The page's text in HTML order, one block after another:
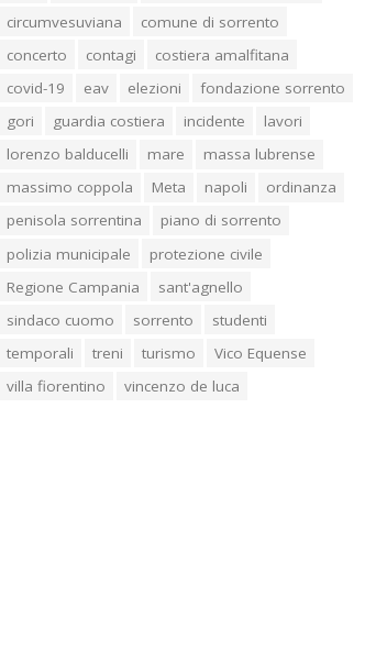
circumvesuviana
comune di sorrento
concerto
contagi
costiera amalfitana
covid-19
eav elezioni
fondazione sorrento
gori
guardia costiera incidente
lavori
lorenzo balducelli
mare
massa lubrense
massimo coppola
Meta napoli
ordinanza
penisola sorrentina
piano di sorrento
polizia municipale
protezione civile
Regione Campania
sant'agnello
sindaco cuomo
sorrento
studenti
temporali
treni turismo
Vico Equense
villa fiorentino
vincenzo de luca